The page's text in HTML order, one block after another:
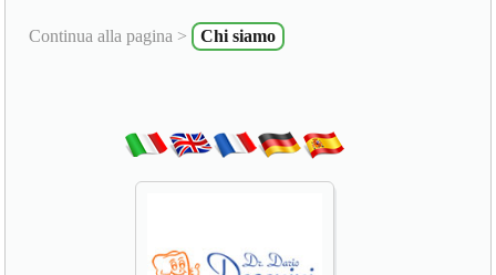
Continua alla pagina > Chi siamo